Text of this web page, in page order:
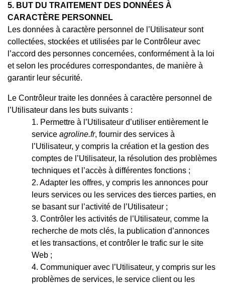
5. BUT DU TRAITEMENT DES DONNÉES À
CARACTÈRE PERSONNEL
Les données à caractère personnel de l’Utilisateur sont
collectées, stockées et utilisées par le Contrôleur avec
l’accord des personnes concernées, conformément à la loi
et selon les procédures correspondantes, de manière à
garantir leur sécurité.
Le Contrôleur traite les données à caractère personnel de
l’Utilisateur dans les buts suivants :
Permettre à l’Utilisateur d’utiliser entièrement le
service agroline.fr, fournir des services à
l’Utilisateur, y compris la création et la gestion des
comptes de l’Utilisateur, la résolution des problèmes
techniques et l’accès à différentes fonctions ;
Adapter les offres, y compris les annonces pour
leurs services ou les services des tierces parties, en
se basant sur l’activité de l’Utilisateur ;
Contrôler les activités de l’Utilisateur, comme la
recherche de mots clés, la publication d’annonces
et les transactions, et contrôler le trafic sur le site
Web ;
Communiquer avec l’Utilisateur, y compris sur les
problèmes de services, le service client ou les